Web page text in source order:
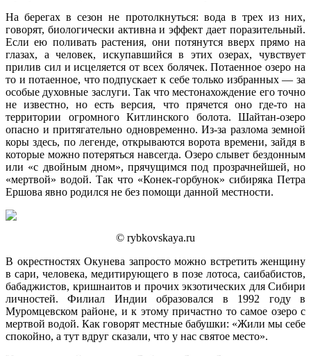
На берегах в сезон не протолкнуться: вода в трех из них,
говорят, биологически активна и эффект дает поразительный.
Если ею поливать растения, они потянутся вверх прямо на
глазах, а человек, искупавшийся в этих озерах, чувствует
прилив сил и исцеляется от всех болячек. Потаенное озеро на
то и потаенное, что подпускает к себе только избранных — за
особые духовные заслуги. Так что местонахождение его точно
не известно, но есть версия, что прячется оно где-то на
территории огромного Китлинского болота. Шайтан-озеро
опасно и притягательно одновременно. Из-за разлома земной
коры здесь, по легенде, открываются ворота времени, зайдя в
которые можно потеряться навсегда. Озеро слывет бездонным
или «с двойным дном», прячущимся под прозрачнейшей, но
«мертвой» водой. Так что «Конек-горбунок» сибиряка Петра
Ершова явно родился не без помощи данной местности.
© rybkovskaya.ru
В окрестностях Окунева запросто можно встретить женщину
в сари, человека, медитирующего в позе лотоса, саибабистов,
бабаджистов, кришнаитов и прочих экзотических для Сибири
личностей. Филиал Индии образовался в 1992 году в
Муромцевском районе, и к этому причастно то самое озеро с
мертвой водой. Как говорят местные бабушки: «Жили мы себе
спокойно, а тут вдруг сказали, что у нас святое место».